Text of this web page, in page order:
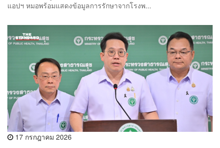
แอปฯ หมอพร้อมแสดงข้อมูลการรักษาจากโรงพ...
17 กรกฎาคม 2026